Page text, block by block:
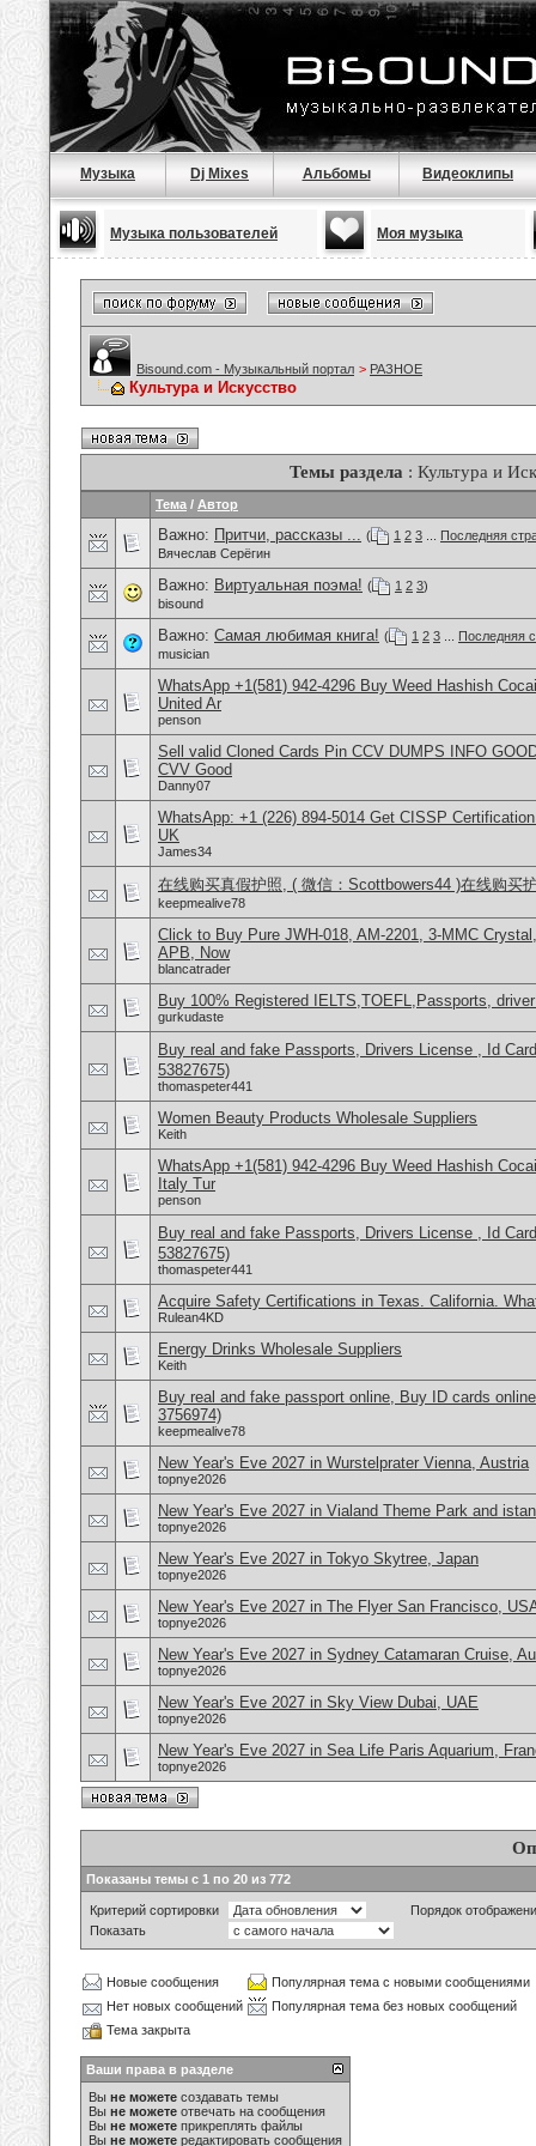
Музыка Dj Mixes Альбомы Видеоклипы
Музыка пользователей Моя музыка
Bisound.com - Музыкальный портал > РАЗНОЕ
Культура и Искусство
Темы раздела : Культура и
Тема / Автор
Важно: Притчи, рассказы ... ( 1 2 3
Последняя
Вячеслав Серёгин
Важно: Виртуальная поэма! ( 1 2 3)
bisound
Важно: Самая любимая книга! ( 1 2 3
Последняя
musician
WhatsApp +1(581) 942-4296 Buy Weed Hashish
United Ar
penson
Sell valid Cloned Cards Pin CCV DUMPS INFO
CVV Good
Danny07
WhatsApp: +1 (226) 894-5014​ Get CISSP
UK
James34
在线购买真假护照, ( 微信：Scottbowers44 )在线购买
keepmealive78
Click to Buy Pure JWH-018, AM-2201, 3-MMC
APB, Now
blancatrader
Buy 100% Registered IELTS,TOEFL,Passports,
gurkudaste
Buy real and fake Passports, Drivers License , Id
53827675)
thomaspeter441
Women Beauty Products Wholesale Suppliers
Keith
WhatsApp +1(581) 942-4296 Buy Weed Hashish
Italy Tur
penson
Buy real and fake Passports, Drivers License , Id
53827675)
thomaspeter441
Acquire Safety Certifications in Texas. California.
Rulean4KD
Energy Drinks Wholesale Suppliers
Keith
Buy real and fake passport online, Buy ID cards
3756974)
keepmealive78
New Year's Eve 2027 in Wurstelprater Vienna, Austria
topnye2026
New Year's Eve 2027 in Vialand Theme Park and
topnye2026
New Year's Eve 2027 in Tokyo Skytree, Japan
topnye2026
New Year's Eve 2027 in The Flyer San Francisco,
topnye2026
New Year's Eve 2027 in Sydney Catamaran Cruise,
topnye2026
New Year's Eve 2027 in Sky View Dubai, UAE
topnye2026
New Year's Eve 2027 in Sea Life Paris Aquarium,
topnye2026
Показаны темы с 1 по 20 из 772
Критерий сортировки
Порядок
Показать
Новые сообщения
Популярная тема с новыми сообщениями
Нет новых сообщений
Популярная тема без новых сообщений
Тема закрыта
Ваши права в разделе
Вы не можете создавать темы
Вы не можете отвечать на сообщения
Вы не можете прикреплять файлы
Вы не можете редактировать сообщения